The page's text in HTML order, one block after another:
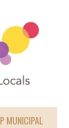
MUNICIPAL